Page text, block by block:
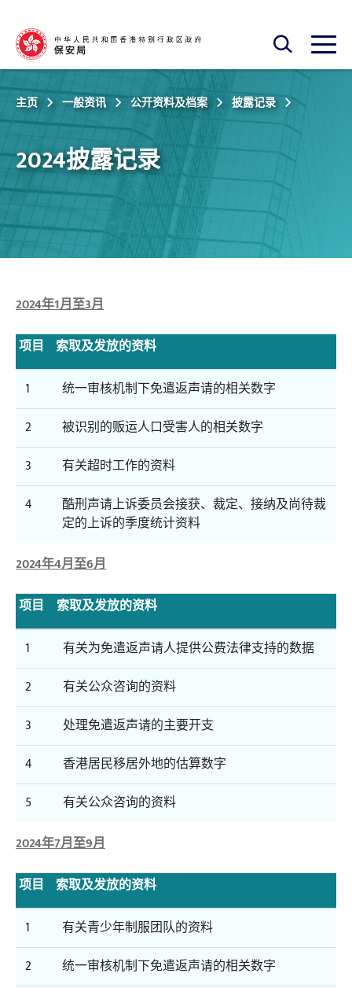
开启搜寻框
开启
主页 一般资讯 公开资料及档案 披露记录
2024披露记录
2024年1月至3月
项目
索取及发放的资料
1
统一审核机制下免遣返声请的相关数字
2
被识别的贩运人口受害人的相关数字
3
有关超时工作的资料
4
酷刑声请上诉委员会接获、裁定、接纳及尚待裁
定的上诉的季度统计资料
2024年4月至6月
项目
索取及发放的资料
1
有关为免遣返声请人提供公费法律支持的数据
2
有关公众咨询的资料
3
处理免遣返声请的主要开支
4
香港居民移居外地的估算数字
5
有关公众咨询的资料
2024年7月至9月
项目
索取及发放的资料
1
有关青少年制服团队的资料
2
统一审核机制下免遣返声请的相关数字